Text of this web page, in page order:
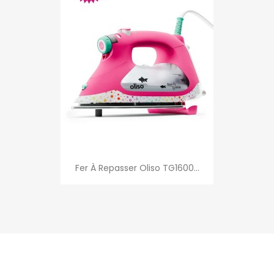
Fer À Repasser Oliso TG1600...